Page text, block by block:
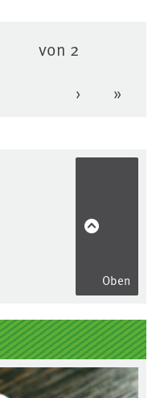
von 2
Nächste
› »
Oben